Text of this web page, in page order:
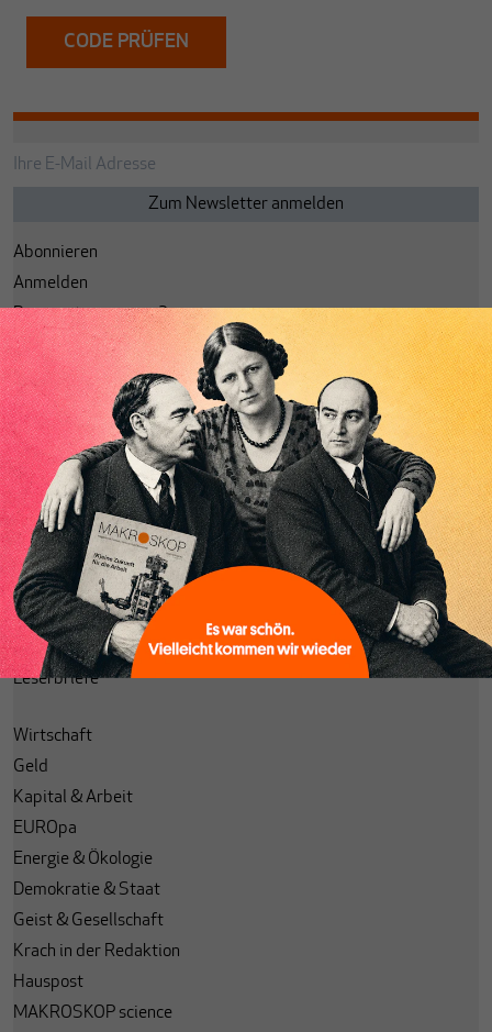
CODE PRÜFEN
Abonnieren
Anmelden
Passwort vergessen?
Code einlösen
Lesezeichen
Aktuelle Ausgabe
Themenhefte
Spotlight
Archiv
Alle Ausgaben
Alle Spotlights
EDITION MAKROSKOP
Podcasts
Leserbriefe
Wirtschaft
Geld
Kapital & Arbeit
EUROpa
Energie & Ökologie
Demokratie & Staat
Geist & Gesellschaft
Krach in der Redaktion
Hauspost
MAKROSKOP science